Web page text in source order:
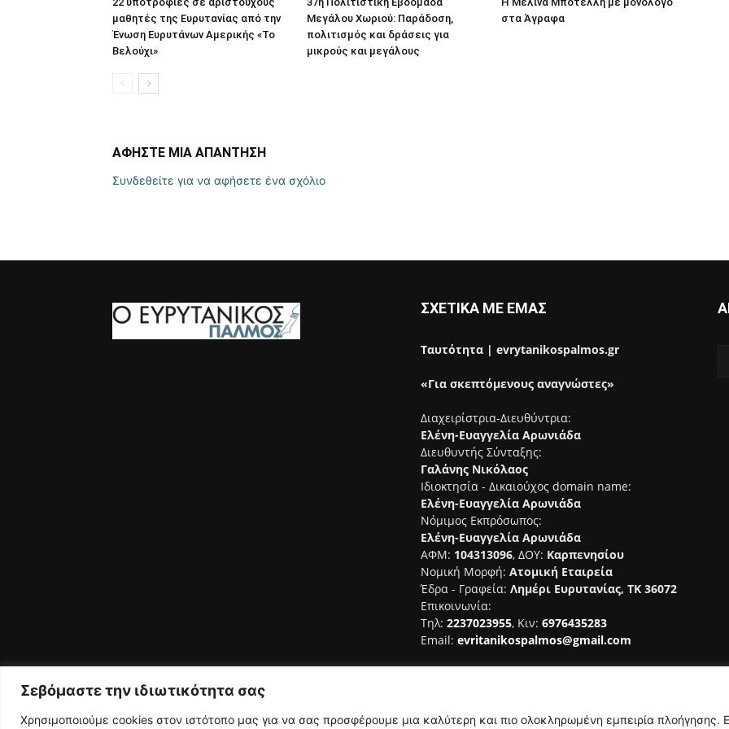
Σεβόμαστε την ιδιωτικότητα σας
Χρησιμοποιούμε cookies στον ιστότοπο μας για να σας προσφέρουμε μια καλύτερη και πιο ολοκληρωμένη εμπειρία πλοήγησης.
μαθητές της Ευρυτανίας από την
Ένωση Ευρυτάνων Αμερικής «Το
Βελούχι»
Μεγάλου Χωριού: Παράδοση,
πολιτισμός και δράσεις για
μικρούς και μεγάλους
στα Άγραφα
ΑΦΗΣΤΕ ΜΙΑ ΑΠΑΝΤΗΣΗ
Συνδεθείτε για να αφήσετε ένα σχόλιο
ΣΧΕΤΙΚΑ ΜΕ ΕΜΑΣ
Ταυτότητα | evrytanikospalmos.gr
«Για σκεπτόμενους αναγνώστες»
Διαχειρίστρια-Διευθύντρια:
Ελένη-Ευαγγελία Αρωνιάδα
Διευθυντής Σύνταξης:
Γαλάνης Νικόλαος
Ιδιοκτησία - Δικαιούχος domain name:
Ελένη-Ευαγγελία Αρωνιάδα
Νόμιμος Εκπρόσωπος:
Ελένη-Ευαγγελία Αρωνιάδα
ΑΦΜ: 104313096, ΔΟΥ: Καρπενησίου
Νομική Μορφή: Ατομική Εταιρεία
Έδρα - Γραφεία: Λημέρι Ευρυτανίας, ΤΚ 36072
Επικοινωνία:
Τηλ: 2237023955, Κιν: 6976435283
Email: evritanikospalmos@gmail.com